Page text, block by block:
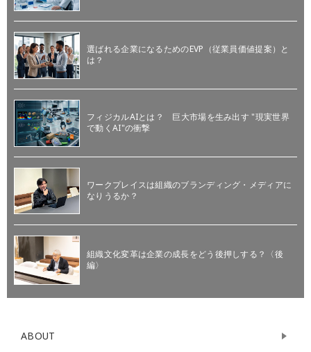
選ばれる企業になるためのEVP（従業員価値提案）と
は？
フィジカルAIとは？ 巨大市場を生み出す "現実世界
で動くAI"の衝撃
ワークプレイスは組織のブランディング・メディアに
なりうるか？
組織文化変革は企業の成長をどう後押しする？〈後
編〉
ABOUT